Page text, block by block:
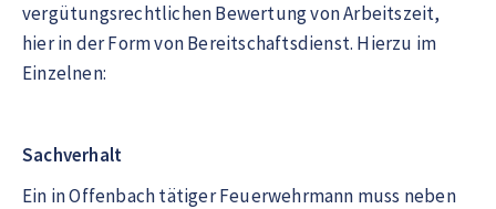
vergütungsrechtlichen Bewertung von Arbeitszeit,
hier in der Form von Bereitschaftsdienst. Hierzu im
Einzelnen:
Sachverhalt
Ein in Offenbach tätiger Feuerwehrmann muss neben